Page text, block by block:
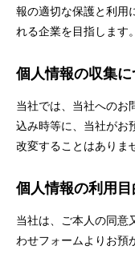
報の適切な保護と利用
れる企業を目指します。
個人情報の収集に
当社では、当社へのお
込み時等に、当社がお
改変することはありま
個人情報の利用
当社は、ご本人の同意
わせフォームよりお預